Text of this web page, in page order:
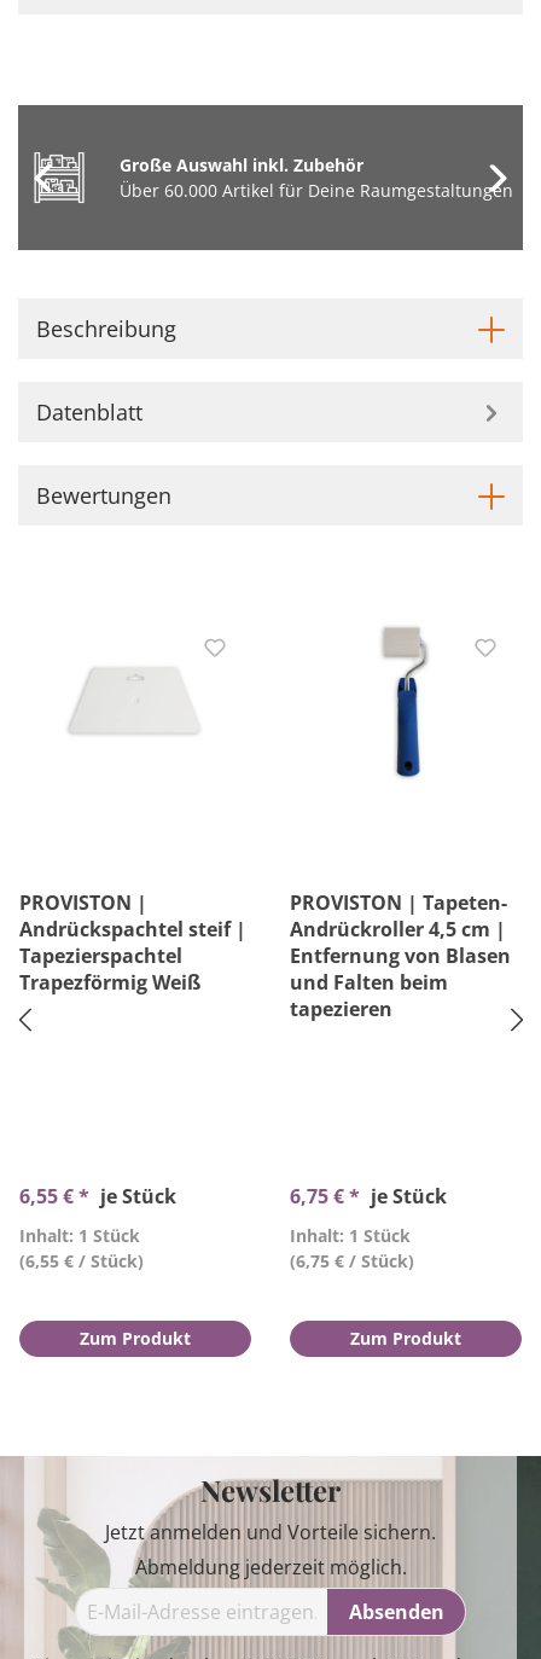
Große Auswahl inkl. Zubehör
Über 60.000 Artikel für Deine Raumgestaltungen
Beschreibung
Datenblatt
Bewertungen
PROVISTON |
Andrückspachtel steif |
Tapezierspachtel
Trapezförmig Weiß
6,55 € * je Stück
Inhalt: 1 Stück
(6,55 € / Stück)
Zum Produkt
PROVISTON | Tapeten-
Andrückroller 4,5 cm |
Entfernung von Blasen
und Falten beim
tapezieren
6,75 € * je Stück
Inhalt: 1 Stück
(6,75 € / Stück)
Zum Produkt
Newsletter
Jetzt anmelden und Vorteile sichern.
Abmeldung jederzeit möglich.
Absenden